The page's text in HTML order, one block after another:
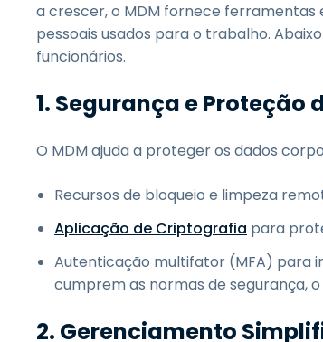
a crescer, o MDM fornece
pessoais usados para o trabalho.
funcionários.
1. Segurança e Proteção
O MDM ajuda a proteger os dados
Recursos de bloqueio e limpeza
Aplicação de Criptografia para
Autenticação multifator (MFA) para
cumprem as normas de segurança,
2. Gerenciamento